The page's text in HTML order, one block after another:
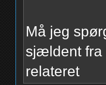
Må jeg
sjældent fra
relateret